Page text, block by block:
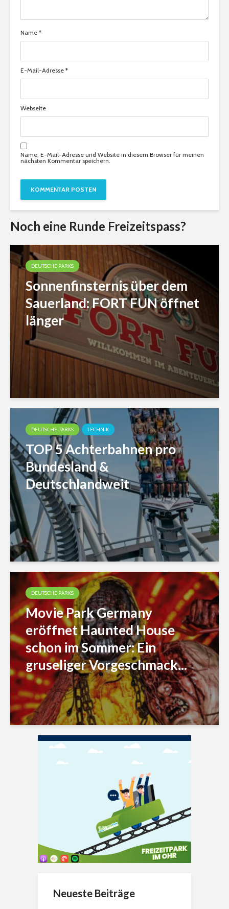
Name *
E-Mail-Adresse *
Webseite
Name, E-Mail-Adresse und Website in diesem Browser für meinen
nächsten Kommentar speichern.
Noch eine Runde Freizeitspass?
DEUTSCHE PARKS
Sonnenfinsternis über dem
Sauerland: FORT FUN öffnet
länger
DEUTSCHE PARKS TECHNIK
TOP 5 Achterbahnen pro
Bundesland &
Deutschlandweit
DEUTSCHE PARKS
Movie Park Germany
eröffnet Haunted House
schon im Sommer: Ein
gruseliger Vorgeschmack...
Neueste Beiträge